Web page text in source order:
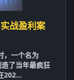
战盈利案
，一个名为
了当年最疯狂
202...